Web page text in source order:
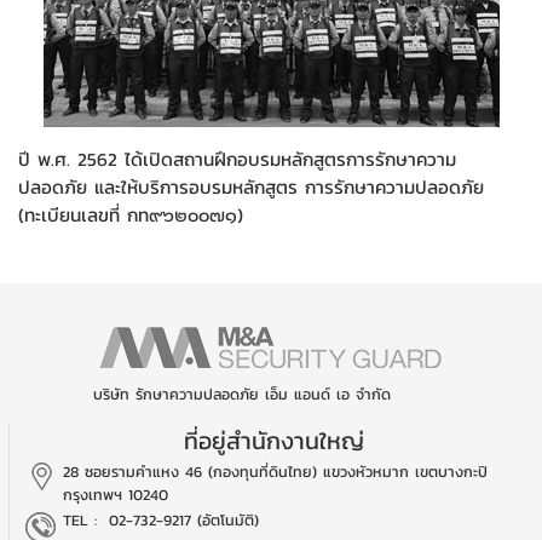
ปี พ.ศ. 2562 ได้เปิดสถานฝึกอบรมหลักสูตรการรักษาความ
ปลอดภัย และให้บริการอบรมหลักสูตร การรักษาความปลอดภัย
(ทะเบียนเลขที่ กท๙๖๒๐๐๗๑)
บริษัท รักษาความปลอดภัย เอ็ม แอนด์ เอ จำกัด
ที่อยู่สำนักงานใหญ่
28 ซอยรามคำแหง 46 (กองทุนที่ดินไทย) แขวงหัวหมาก เขตบางกะปิ
กรุงเทพฯ 10240
TEL : 02-732-9217 (อัตโนมัติ)